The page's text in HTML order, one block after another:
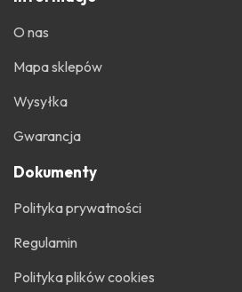
O nas
Mapa sklepów
Wysyłka
Gwarancja
Dokumenty
Polityka prywatności
Regulamin
Polityka plików cookies